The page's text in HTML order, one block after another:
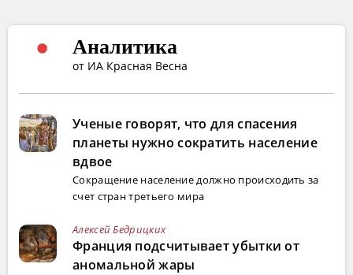
Аналитика
от ИА Красная Весна
Ученые говорят, что для спасения
планеты нужно сократить население
вдвое
Сокращение население должно происходить за
счет стран третьего мира
Алексей Бедрицких
Франция подсчитывает убытки от
аномальной жары